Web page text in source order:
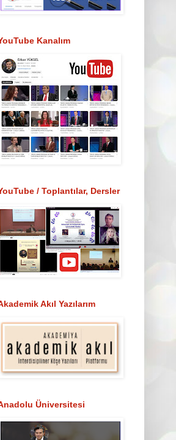
Kanalım
/ Toplantılar, Dersler
Akıl Yazılarım
Üniversitesi